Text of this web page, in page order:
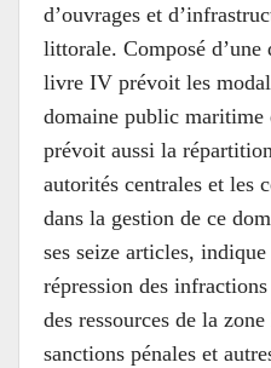
d’ouvrages et
littorale. Composé d’une
livre IV prévoit les
domaine public maritime
prévoit aussi la
autorités centrales et les
dans la gestion de ce
ses seize articles,
répression des
des ressources de la
sanctions pénales et